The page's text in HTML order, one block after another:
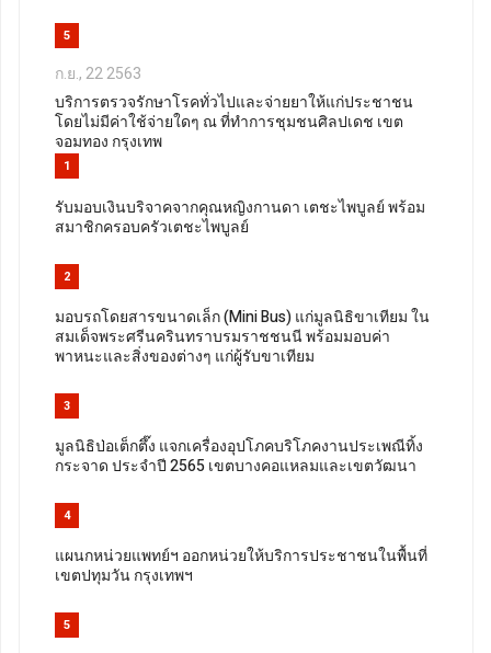
5
ก.ย., 22 2563
บริการตรวจรักษาโรคทั่วไปและจ่ายยาให้แก่ประชาชน
โดยไม่มีค่าใช้จ่ายใดๆ ณ ที่ทำการชุมชนศิลปเดช เขต
จอมทอง กรุงเทพ
1
รับมอบเงินบริจาคจากคุณหญิงกานดา เตชะไพบูลย์ พร้อม
สมาชิกครอบครัวเตชะไพบูลย์
2
มอบรถโดยสารขนาดเล็ก (Mini Bus) แก่มูลนิธิขาเทียม ใน
สมเด็จพระศรีนครินทราบรมราชชนนี พร้อมมอบค่า
พาหนะและสิ่งของต่างๆ แก่ผู้รับขาเทียม
3
มูลนิธิป่อเต็กตึ๊ง แจกเครื่องอุปโภคบริโภคงานประเพณีทิ้ง
กระจาด ประจำปี 2565 เขตบางคอแหลมและเขตวัฒนา
4
แผนกหน่วยแพทย์ฯ ออกหน่วยให้บริการประชาชนในพื้นที่
เขตปทุมวัน กรุงเทพฯ
5